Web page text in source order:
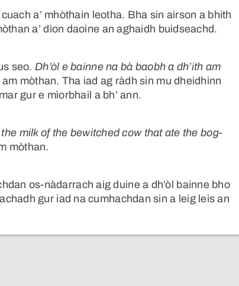
a’ mhòthain leotha. Bha sin airson a bhith
a’ dìon daoine an aghaidh buidseachd.
seo.Dh’òl e bainne na bà baobh a dh’ith am
am mòthan. Tha iad ag ràdh sin mu dheidhinn
gur e mìorbhail a bh’ ann.
milk of the bewitched cow that ate the bog-
mòthan.
os-nàdarrach aig duine a dh’òl bainne bho
gur iad na cumhachdan sin a leig leis an